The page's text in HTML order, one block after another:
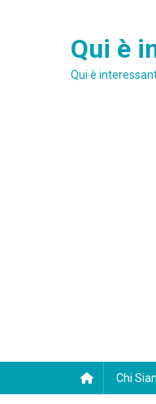
Qui è
Qui è
Chi